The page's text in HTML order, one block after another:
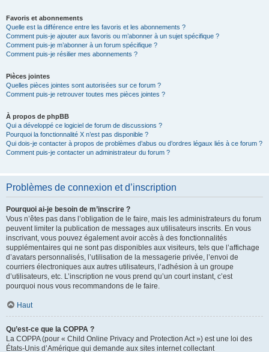
Favoris et abonnements
Quelle est la différence entre les favoris et les abonnements ?
Comment puis-je ajouter aux favoris ou m’abonner à un sujet spécifique ?
Comment puis-je m’abonner à un forum spécifique ?
Comment puis-je résilier mes abonnements ?
Pièces jointes
Quelles pièces jointes sont autorisées sur ce forum ?
Comment puis-je retrouver toutes mes pièces jointes ?
À propos de phpBB
Qui a développé ce logiciel de forum de discussions ?
Pourquoi la fonctionnalité X n’est pas disponible ?
Qui dois-je contacter à propos de problèmes d’abus ou d’ordres légaux liés à ce forum ?
Comment puis-je contacter un administrateur du forum ?
Problèmes de connexion et d’inscription
Pourquoi ai-je besoin de m’inscrire ?
Vous n’êtes pas dans l’obligation de le faire, mais les administrateurs du forum
peuvent limiter la publication de messages aux utilisateurs inscrits. En vous
inscrivant, vous pouvez également avoir accès à des fonctionnalités
supplémentaires qui ne sont pas disponibles aux visiteurs, tels que l’affichage
d’avatars personnalisés, l’utilisation de la messagerie privée, l’envoi de
courriers électroniques aux autres utilisateurs, l’adhésion à un groupe
d’utilisateurs, etc. L’inscription ne vous prend qu’un court instant, c’est
pourquoi nous vous recommandons de le faire.
Haut
Qu’est-ce que la COPPA ?
La COPPA (pour « Child Online Privacy and Protection Act ») est une loi des
États-Unis d’Amérique qui demande aux sites internet collectant